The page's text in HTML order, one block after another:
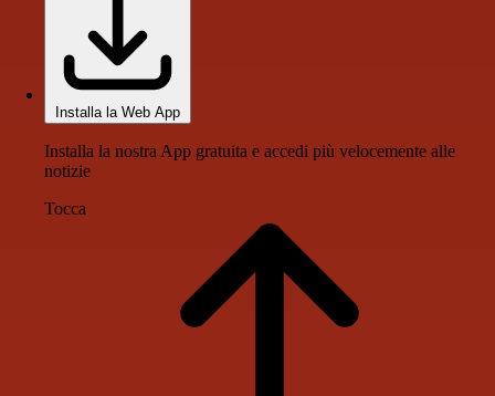
Installa la Web App
Installa la nostra App gratuita e accedi più velocemente alle
notizie
Tocca